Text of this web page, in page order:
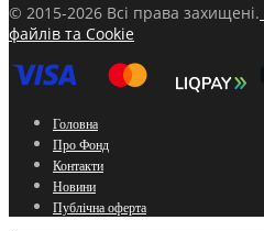
© 2015-2026 Всі права захищені.
файлів та Cookie
Головна
Про Фонд
Контакти
Новини
Публічна оферта